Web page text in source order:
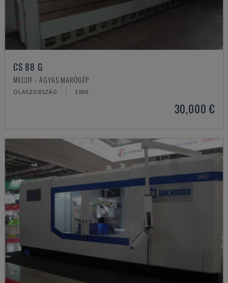
CS 88 G
MECOF - ÁGYAS MARÓGÉP
OLASZORSZÁG 1990
30,000 €